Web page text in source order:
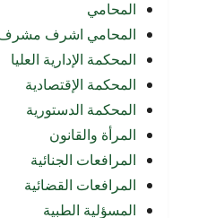
المحامي
المحامي اشرف
المحكمة الإدارية العليا
المحكمة الإقتصادية
المحكمة الدستورية
المرأة والقانون
المرافعات الجنائية
المرافعات القضائية
المسؤلية الطبية